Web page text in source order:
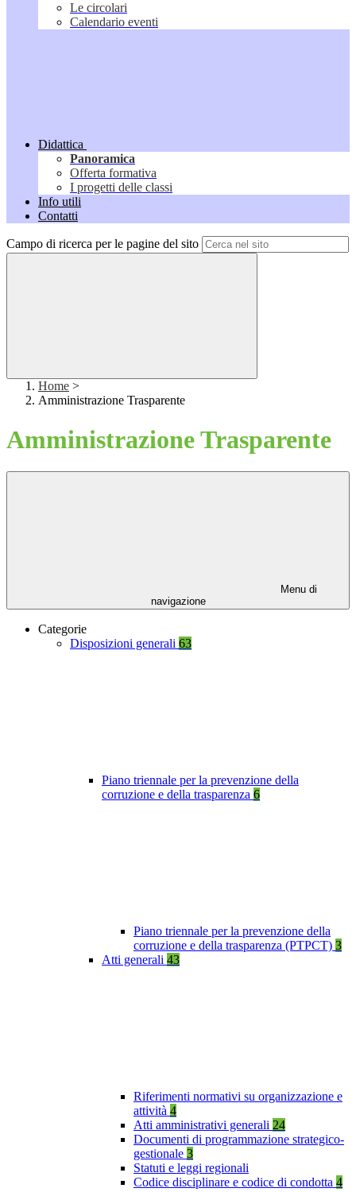
Le circolari
Calendario eventi
Didattica
Panoramica
Offerta formativa
I progetti delle classi
Info utili
Contatti
Campo di ricerca per le pagine del sito
Home >
Amministrazione Trasparente
Amministrazione Trasparente
Menu di
navigazione
Categorie
Disposizioni generali 63
Piano triennale per la prevenzione della
corruzione e della trasparenza 6
Piano triennale per la prevenzione della
corruzione e della trasparenza (PTPCT) 3
Atti generali 43
Riferimenti normativi su organizzazione e
attività 4
Atti amministrativi generali 24
Documenti di programmazione strategico-
gestionale 3
Statuti e leggi regionali
Codice disciplinare e codice di condotta 4